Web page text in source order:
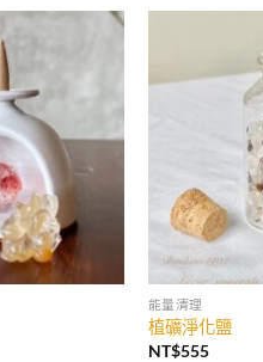
能量清理
植礦淨化鹽
NT$555